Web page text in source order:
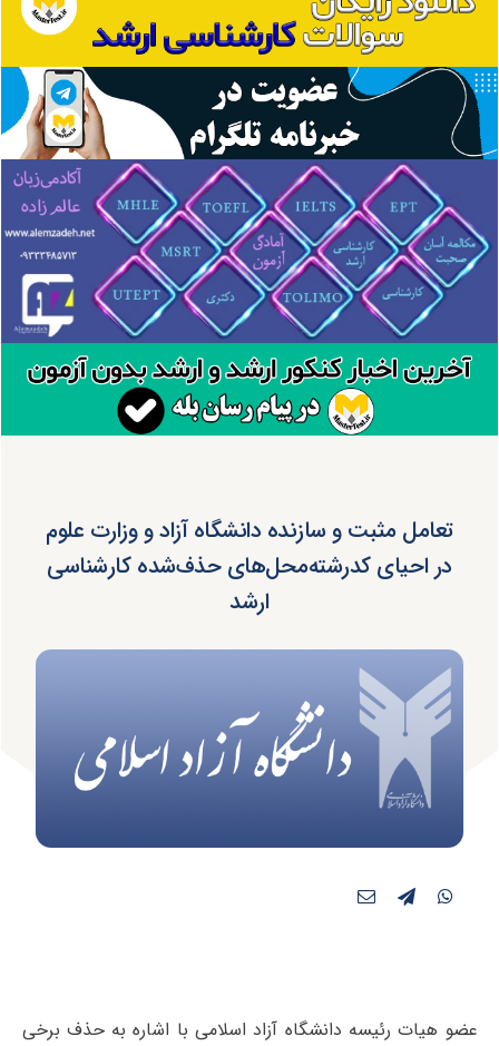
تعامل مثبت و سازنده دانشگاه آزاد و وزارت علوم
در احیای کدرشته‌محل‌های حذف‌شده کارشناسی
ارشد
عضو هیات رئیسه دانشگاه آزاد اسلامی با اشاره به حذف برخی